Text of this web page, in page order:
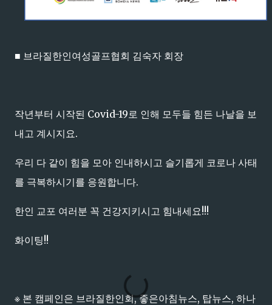
■ 브라질한인여성골프협회 김숙자 회장
작년부터 시작된 Covid-19로 인해 모두들 힘든 나날을 보
내고 계시지요.
우리 다 같이 힘을 모아 인내하시고 슬기롭게 코로나 사태
를 극복하시기를 응원합니다.
한인 교포 여러분 꼭 건강지키시고 힘내세요!!!
화이팅!!
※ 본 캠페인은 브라질한인회, 좋은아침뉴스, 탑뉴스, 하나